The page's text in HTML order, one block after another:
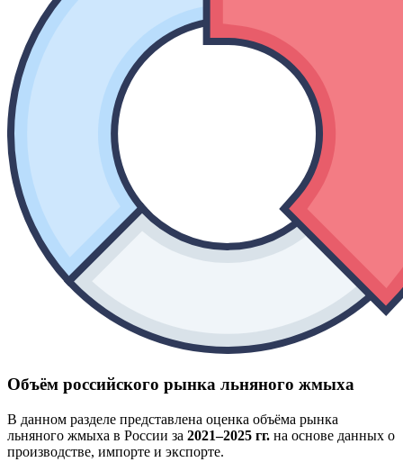
Объём российского рынка льняного жмыха
В данном разделе представлена оценка объёма рынка
льняного жмыха в России за 2021–2025 гг. на основе данных о
производстве, импорте и экспорте.